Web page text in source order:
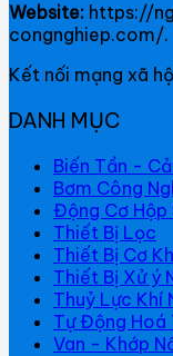
Website: https://
congnghiep.com/.
Kết nối mạng xã
DANH MỤC
Biến Tần -
Bơm Công
Động Cơ Hộp
Thiết Bị Lọc
Thiết Bị Cơ
Thiết Bị Xử ý
Thuỷ Lực Khí
Tự Động Hoá
Van - Khớp